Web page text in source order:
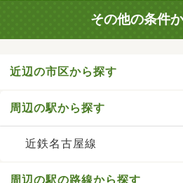
その他の条件
近辺の市区から探す
周辺の駅から探す
近鉄名古屋線
周辺の駅の路線から探す